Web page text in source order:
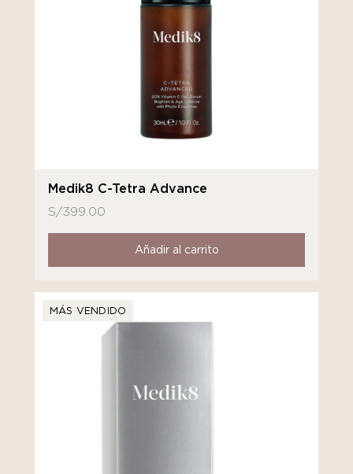
Medik8 C-Tetra Advance
S/399.00
Añadir al carrito
MÁS VENDIDO